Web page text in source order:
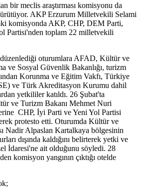
bir meclis araştırması komisyonu da
AKP Erzurum Milletvekili Selami
komisyonda AKP, CHP, DEM Parti,
Partisi'nden toplam 22 milletvekili
oturumlara AFAD, Kültür ve
ve Sosyal Güvenlik Bakanlığı, turizm
Korunma ve Eğitim Vakfı, Türkiye
ve Türk Akreditasyon Kurumu dahil
yetkililer katıldı. 26 Şubat'ta
ve Turizm Bakanı Mehmet Nuri
CHP, İyi Parti ve Yeni Yol Partisi
protesto etti. Oturumda Kültür ve
Nadir Alpaslan Kartalkaya bölgesinin
dışında kaldığını belirterek yetki ve
İdaresi'ne ait olduğunu söyledi. 28
komisyon yangının çıktığı otelde